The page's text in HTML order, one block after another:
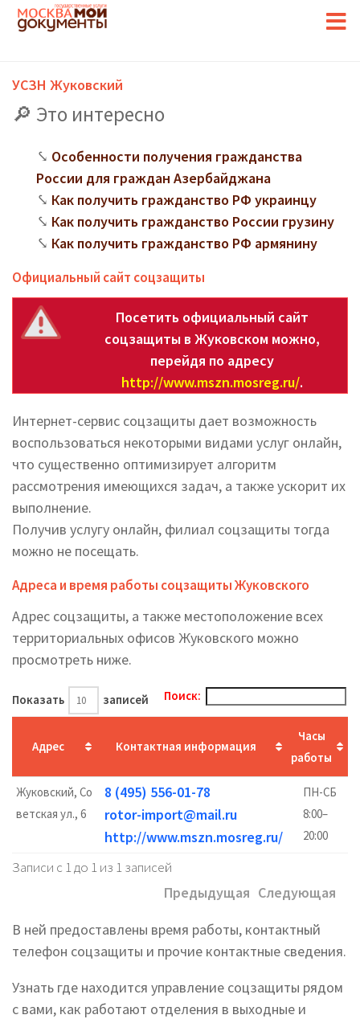
УСЗН Жуковский
Это интересно
Особенности получения гражданства
России для граждан Азербайджана
Как получить гражданство РФ украинцу
Как получить гражданство России грузину
Как получить гражданство РФ армянину
Официальный сайт соцзащиты
Посетить официальный сайт
соцзащиты в Жуковском можно,
перейдя по адресу
http://www.mszn.mosreg.ru/.
Интернет-сервис соцзащиты дает возможность
воспользоваться некоторыми видами услуг онлайн,
что существенно оптимизирует алгоритм
рассмотрения имеющихся задач, а также ускорит их
выполнение.
Получив услугу онлайн, филиал соцзащиты тогда
можно не посещать.
Адреса и время работы соцзащиты Жуковского
Адрес соцзащиты, а также местоположение всех
территориальных офисов Жуковского можно
просмотреть ниже.
Показать записей Поиск:
Адрес Контактная информация
Часы
работы
Жуковский, Со
ветская ул., 6
8 (495) 556-01-78
rotor-import@mail.ru
http://www.mszn.mosreg.ru/
ПН-СБ
8:00–
20:00
Записи с 1 до 1 из 1 записей
Предыдущая Следующая
В ней предоставлены время работы, контактный
телефон соцзащиты и прочие контактные сведения.
Узнать где находится управление соцзащиты рядом
с вами, как работают отделения в выходные и